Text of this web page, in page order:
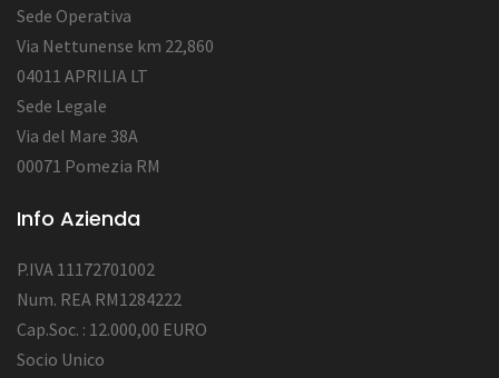
Sede Operativa
Via Nettunense km 22,860
04011 APRILIA LT
Sede Legale
Via del Mare 38A
00071 Pomezia RM
Info Azienda
P.IVA 11172701002
Num. REA RM1284222
Cap.Soc. : 12.000,00 EURO
Socio Unico